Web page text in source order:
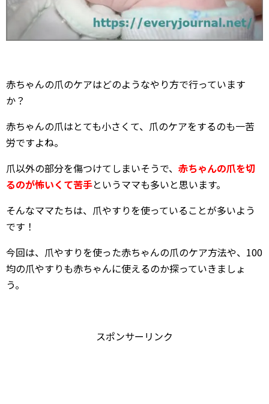
赤ちゃんの爪のケアはどのようなやり方で行っています
か？
赤ちゃんの爪はとても小さくて、爪のケアをするのも一苦
労ですよね。
爪以外の部分を傷つけてしまいそうで、 赤ちゃんの爪を切
るのが怖いくて苦手というママも多いと思います。
そんなママたちは、爪やすりを使っていることが多いよう
です！
今回は、爪やすりを使った赤ちゃんの爪のケア方法や、100
均の爪やすりも赤ちゃんに使えるのか探っていきましょ
う。
スポンサーリンク